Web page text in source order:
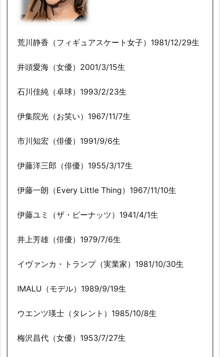
荒川静香（フィギュアスケート女子）1981/12/29生
井頭愛海（女優）2001/3/15生
石川佳純（卓球）1993/2/23生
伊集院光（お笑い）1967/11/7生
市川知宏（俳優）1991/9/6生
伊藤洋三郎（俳優）1955/3/17生
伊藤一朗（Every Little Thing）1967/11/10生
伊藤ユミ（ザ・ピーナッツ）1941/4/1生
井上芳雄（俳優）1979/7/6生
イヴァンカ・トランプ（実業家）1981/10/30生
IMALU（モデル）1989/9/19生
ウエンツ瑛士（タレント）1985/10/8生
梅沢昌代（女優）1953/7/27生